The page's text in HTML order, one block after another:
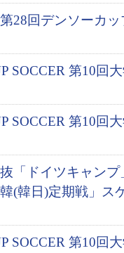
第28回デンソーカ
SOCCER 第10回
SOCCER 第10回
「ドイツキャンプ
(韓日)定期戦」ス
SOCCER 第10回